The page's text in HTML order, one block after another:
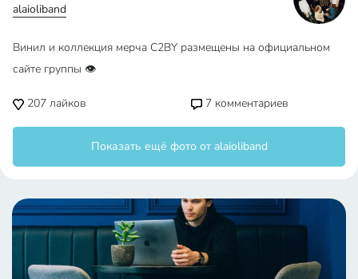
alaioliband
Винил и коллекция мерча C2BY размещены на официальном
сайте группы 👁️
207 лайков 7 комментариев
Показать ещё фото от alaioliband